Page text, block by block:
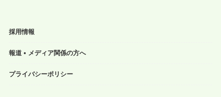
採用情報
報道 • メディア関係の方へ
プライバシーポリシー